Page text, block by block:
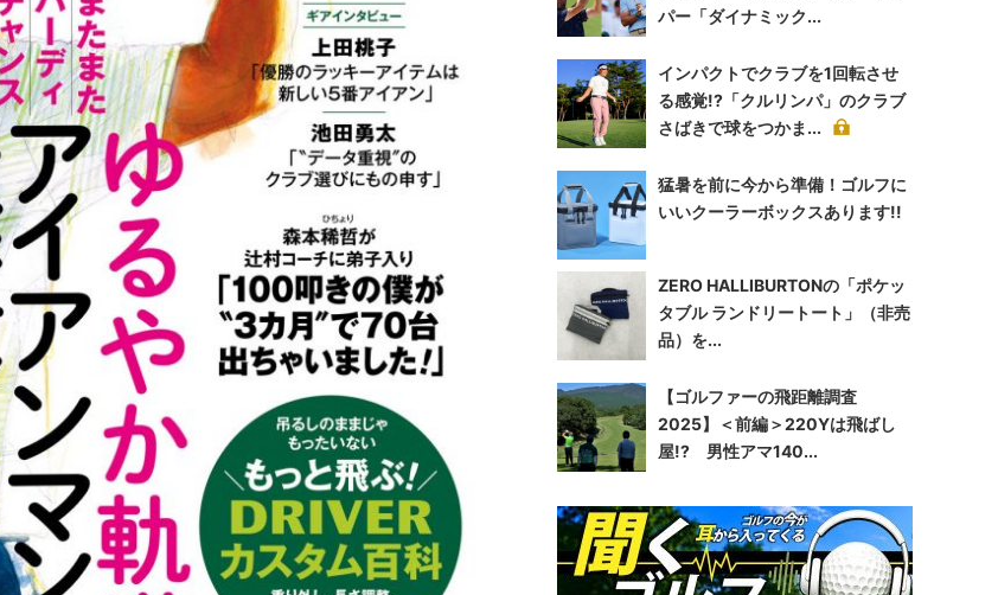
パー「ダイナミック...
インパクトでクラブを1回転させ
る感覚!?「クルリンパ」のクラブ
さばきで球をつかま...
猛暑を前に今から準備！ゴルフに
いいクーラーボックスあります!!
ZERO HALLIBURTONの「ポケッ
タブル ランドリートート」（非売
品）を...
【ゴルファーの飛距離調査
2025】＜前編＞220Yは飛ばし
屋!? 男性アマ140...